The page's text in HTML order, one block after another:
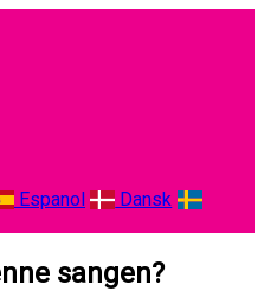
Espanol
Dansk
sangen?